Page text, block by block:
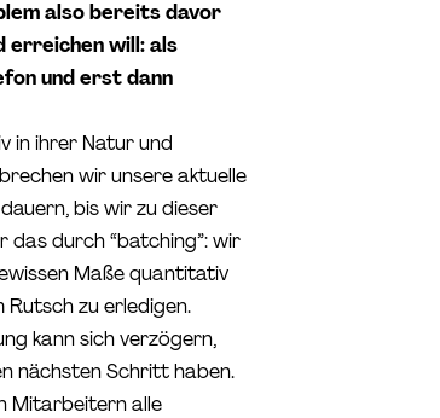
also bereits davor
erreichen will: als
und erst dann
in ihrer Natur und
wir unsere aktuelle
bis wir zu dieser
das durch “batching”: wir
Maße quantitativ
Rutsch zu erledigen.
kann sich verzögern,
nächsten Schritt haben.
Mitarbeitern alle